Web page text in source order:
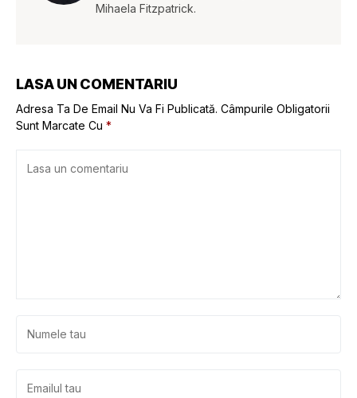
Mihaela Fitzpatrick.
LASA UN COMENTARIU
Adresa Ta De Email Nu Va Fi Publicată. Câmpurile Obligatorii
Sunt Marcate Cu *